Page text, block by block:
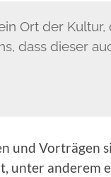
Ort der
dass dieser
und Vorträgen
unter anderem